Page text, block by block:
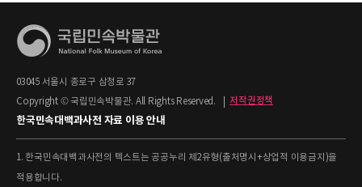
03045 서울시 종로구 삼청로 37
Copyright © 국립민속박물관. All Rights Reserved.
저작권정책
한국민속대백과사전 자료 이용 안내
1. 한국민속대백과사전의 텍스트는 공공누리 제2유형(출처명시+상업적 이용금지)을
적용합니다.